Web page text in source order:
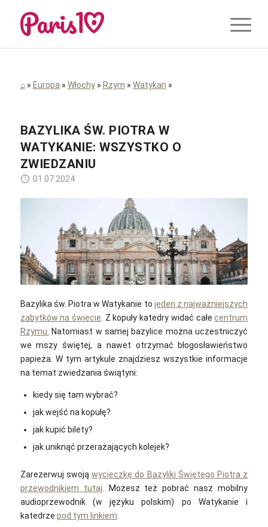
⌂» Europa » Włochy» Rzym » Watykan »
BAZYLIKA ŚW. PIOTRA W
WATYKANIE: WSZYSTKO O
ZWIEDZANIU
01.07.2024
Julian Stollmeier / Unsplash
Bazylika św. Piotra w Watykanie to jeden z najważniejszych
zabytków na świecie . Z kopuły katedry widać całecentrum
Rzymu. Natomiast w samej bazylice można uczestniczyć
we mszy świętej, a nawet otrzymać błogosławieństwo
papieża. W tym artykule znajdziesz wszystkie informacje
na temat zwiedzania świątyni:
kiedy się tam wybrać?
jak wejść na kopułę?
jak kupić bilety?
jak uniknąć przerażających kolejek?
Zarezerwuj swojąwycieczkę do Bazyliki Świętego Piotra z
przewodnikiem tutaj. Możesz też pobrać nasz mobilny
audioprzewodnik (w języku polskim) po Watykanie i
katedrze pod tym linkiem.